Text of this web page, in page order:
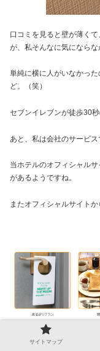
口コミを見ると壁が薄く
が、私そんなに気にならな
単純に横に人がいなかっ
ど。（笑）
セブンイレブンが徒歩30
あと、私は会社のサービ
当ホテルのオフィシャル
があるようですね。
またオフィシャルサイト
ま、まあ、わ、私には関
サイトマップ